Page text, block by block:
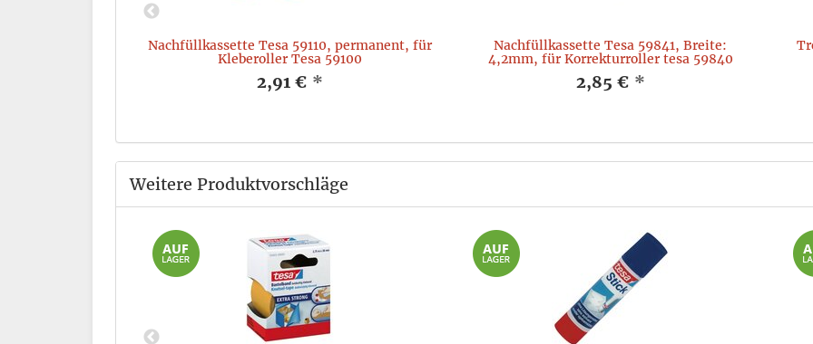
Nachfüllkassette Tesa 59110, permanent, für
Kleberoller Tesa 59100
2,91 € *
Nachfüllkassette Tesa 59841, Breite:
4,2mm, für Korrekturroller tesa 59840
2,85 € *
Weitere Produktvorschläge